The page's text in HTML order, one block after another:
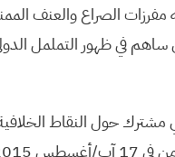
الصراع والعنف
ساهم في ظهور التململ
مشترك حول النقاط